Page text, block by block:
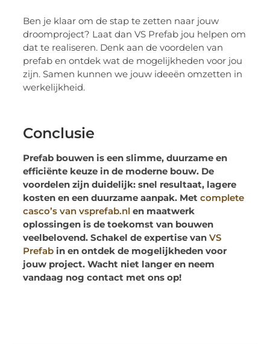
Ben je klaar om de stap te zetten naar jouw
droomproject? Laat dan VS Prefab jou helpen om
dat te realiseren. Denk aan de voordelen van
prefab en ontdek wat de mogelijkheden voor jou
zijn. Samen kunnen we jouw ideeën omzetten in
werkelijkheid.
Conclusie
Prefab bouwen is een slimme, duurzame en
efficiënte keuze in de moderne bouw. De
voordelen zijn duidelijk: snel resultaat, lagere
kosten en een duurzame aanpak. Metcomplete
casco’s van vsprefab.nl en maatwerk
oplossingen is de toekomst van bouwen
veelbelovend. Schakel de expertise vanVS
Prefab in en ontdek de mogelijkheden voor
jouw project. Wacht niet langer en neem
vandaag nog contact met ons op!